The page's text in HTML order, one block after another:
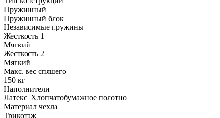
Пружинный
Пружинный блок
Независимые пружины
Жесткость 1
Мягкий
Жесткость 2
Мягкий
Макс. вес спящего
150 кг
Наполнители
Латекс, Хлопчатобумажное полотно
Материал чехла
Трикотаж